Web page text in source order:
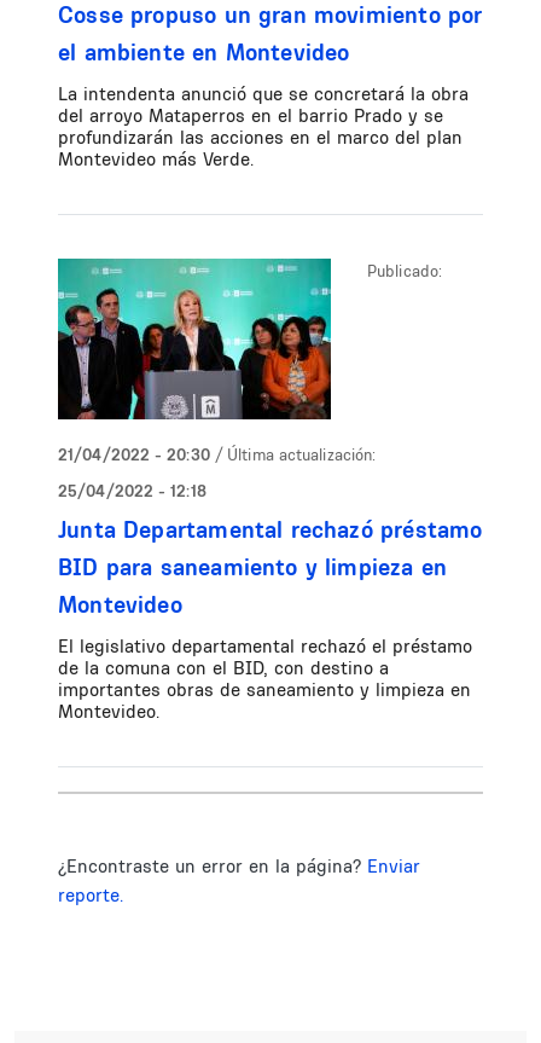
Cosse propuso un gran movimiento por
el ambiente en Montevideo
La intendenta anunció que se concretará la obra
del arroyo Mataperros en el barrio Prado y se
profundizarán las acciones en el marco del plan
Montevideo más Verde.
Publicado:
21/04/2022 - 20:30 / Última actualización:
25/04/2022 - 12:18
Junta Departamental rechazó préstamo
BID para saneamiento y limpieza en
Montevideo
El legislativo departamental rechazó el préstamo
de la comuna con el BID, con destino a
importantes obras de saneamiento y limpieza en
Montevideo.
¿Encontraste un error en la página? Enviar
reporte.